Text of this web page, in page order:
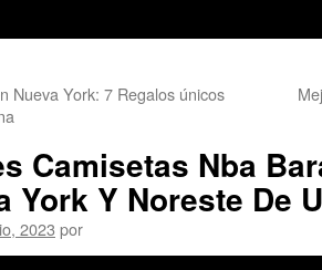
Nueva York: 7 Regalos únicos
Camisetas Nba
York Y Noreste De
2023 por